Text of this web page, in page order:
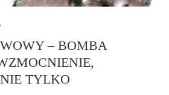
– BOMBA
TYLKO